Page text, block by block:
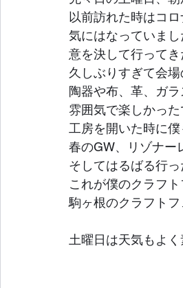
以前訪れた時はコ
気にはなっていま
意を決して行って
久しぶりすぎて会
陶器や布、革、ガ
雰囲気で楽しかっ
工房を開いた時に
春のGW、リゾナー
そしてはるばる行
これが僕のクラフ
駒ヶ根のクラフト
土曜日は天気もよ